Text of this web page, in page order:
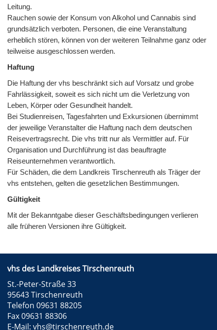
Leitung.
Rauchen sowie der Konsum von Alkohol und Cannabis sind
grundsätzlich verboten. Personen, die eine Veranstaltung
erheblich stören, können von der weiteren Teilnahme ganz oder
teilweise ausgeschlossen werden.
Haftung
Die Haftung der vhs beschränkt sich auf Vorsatz und grobe
Fahrlässigkeit, soweit es sich nicht um die Verletzung von
Leben, Körper oder Gesundheit handelt.
Bei Studienreisen, Tagesfahrten und Exkursionen übernimmt
der jeweilige Veranstalter die Haftung nach dem deutschen
Reisevertragsrecht. Die vhs tritt nur als Vermittler auf. Für
Organisation und Durchführung ist das beauftragte
Reiseunternehmen verantwortlich.
Für Schäden, die dem Landkreis Tirschenreuth als Träger der
vhs entstehen, gelten die gesetzlichen Bestimmungen.
Gültigkeit
Mit der Bekanntgabe dieser Geschäftsbedingungen verlieren
alle früheren Versionen ihre Gültigkeit.
vhs des Landkreises Tirschenreuth
St.-Peter-Straße 33
95643 Tirschenreuth
Telefon 09631 88205
Fax 09631 88306
E-Mail: vhs@tirschenreuth.de